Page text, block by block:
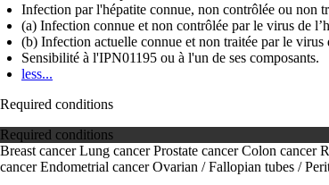
Infection par l'hépatite connue, non contrôlée ou non
(a) Infection connue et non contrôlée par le virus de
(b) Infection actuelle connue et non traitée par le
Sensibilité à l'IPN01195 ou à l'un de ses composants.
less...
Required conditions
Required conditions
Breast cancerLung cancerProstate cancerColon cancer
cancerEndometrial cancerOvarian / Fallopian tubes /